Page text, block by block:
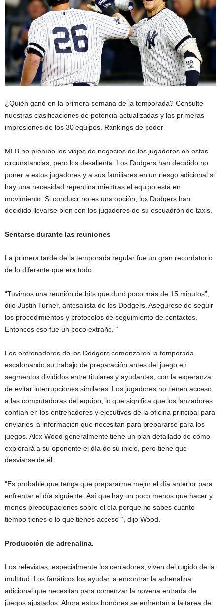
¿Quién ganó en la primera semana de la temporada? Consulte
nuestras clasificaciones de potencia actualizadas y las primeras
impresiones de los 30 equipos. Rankings de poder
MLB no prohíbe los viajes de negocios de los jugadores en estas
circunstancias, pero los desalienta. Los Dodgers han decidido no
poner a estos jugadores y a sus familiares en un riesgo adicional si
hay una necesidad repentina mientras el equipo está en
movimiento. Si conducir no es una opción, los Dodgers han
decidido llevarse bien con los jugadores de su escuadrón de taxis.
Sentarse durante las reuniones
La primera tarde de la temporada regular fue un gran recordatorio
de lo diferente que era todo.
“Tuvimos una reunión de hits que duró poco más de 15 minutos”,
dijo Justin Turner, antesalista de los Dodgers. Asegúrese de seguir
los procedimientos y protocolos de seguimiento de contactos.
Entonces eso fue un poco extraño. “
Los entrenadores de los Dodgers comenzaron la temporada
escalonando su trabajo de preparación antes del juego en
segmentos divididos entre titulares y ayudantes, con la esperanza
de evitar interrupciones similares. Los jugadores no tienen acceso
a las computadoras del equipo, lo que significa que los lanzadores
confían en los entrenadores y ejecutivos de la oficina principal para
enviarles la información que necesitan para prepararse para los
juegos. Alex Wood generalmente tiene un plan detallado de cómo
explorará a su oponente el día de su inicio, pero tiene que
desviarse de él.
“Es probable que tenga que prepararme mejor el día anterior para
enfrentar el día siguiente. Así que hay un poco menos que hacer y
menos preocupaciones sobre el día porque no sabes cuánto
tiempo tienes o lo que tienes acceso “, dijo Wood.
Producción de adrenalina.
Los relevistas, especialmente los cerradores, viven del rugido de la
multitud. Los fanáticos los ayudan a encontrar la adrenalina
adicional que necesitan para comenzar la novena entrada de
juegos ajustados. Ahora estos hombres se enfrentan a la tarea de